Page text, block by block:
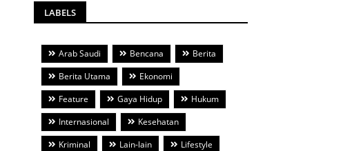
LABELS
Arab Saudi Bencana
Berita
Berita Utama
Ekonomi
Feature
Gaya Hidup
Hukum
Internasional
Kesehatan
Kriminal
Lain-lain
Lifestyle